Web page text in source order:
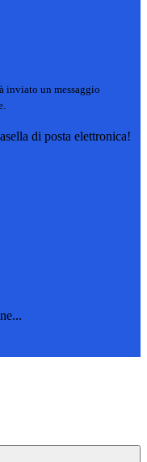
inviato un messaggio
di posta elettronica!